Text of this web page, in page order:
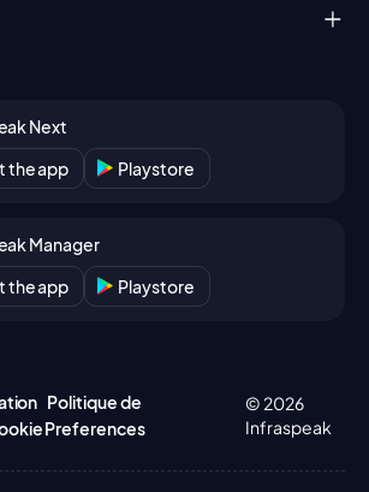
Next
the app
Playstore
Manager
the app
Playstore
Politique de
Preferences
© 2026
Infraspeak